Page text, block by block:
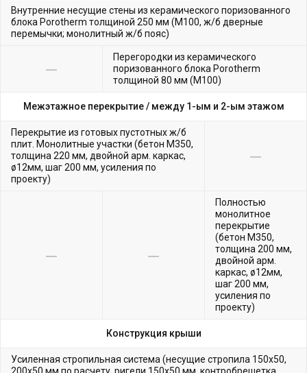
Внутренние несущие стены из керамического поризованного
блока Porotherm толщиной 250 мм (М100, ж/б дверные
перемычки; монолитный ж/б пояс)
Перегородки из керамического
поризованного блока Porotherm
толщиной 80 мм (М100)
Межэтажное перекрытие / между 1-ым и 2-ым этажом
Перекрытие из готовых пустотных ж/б
плит. Монолитные участки (бетон М350,
толщина 220 мм, двойной арм. каркас,
ø12мм, шаг 200 мм, усиления по
проекту)
Полностью
монолитное
перекрытие
(бетон М350,
толщина 200 мм,
двойной арм.
каркас, ø12мм,
шаг 200 мм,
усиления по
проекту)
Конструкция крыши
Усиленная стропильная система (несущие стропила 150х50,